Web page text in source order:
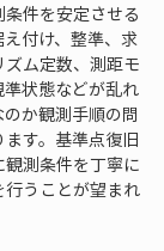
件を安定させる
付け、整準、求
ム定数、測距モ
状態などが乱れ
か観測手順の問
す。基準点復旧
測条件を丁寧に
うことが望まれ